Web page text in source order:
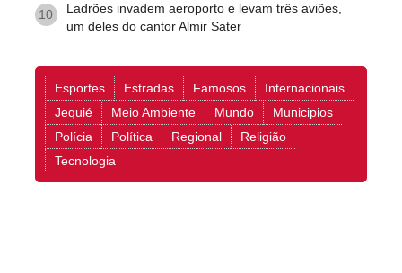
10
Ladrões invadem aeroporto e levam três aviões,
um deles do cantor Almir Sater
Esportes Estradas Famosos
Internacionais
Jequié
Meio Ambiente Mundo
Municipios
Polícia
Política Regional
Religião
Tecnologia